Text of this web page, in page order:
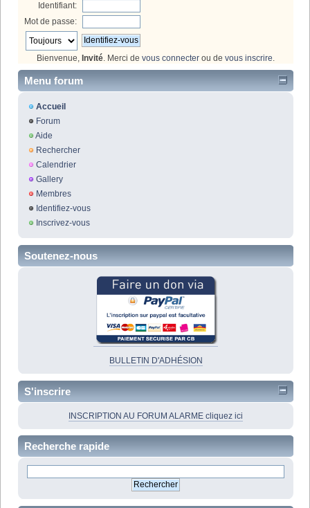
Identifiant:
Mot de passe:
Bienvenue, Invité. Merci de vous connecter ou de vous inscrire.
Menu forum
Accueil
Forum
Aide
Rechercher
Calendrier
Gallery
Membres
Identifiez-vous
Inscrivez-vous
Soutenez-nous
BULLETIN D'ADHÉSION
S'inscrire
INSCRIPTION AU FORUM ALARME cliquez ici
Recherche rapide